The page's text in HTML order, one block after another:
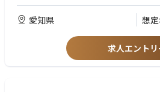
愛知県 想
求人エントリ